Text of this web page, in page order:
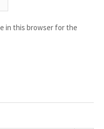
in this browser for the